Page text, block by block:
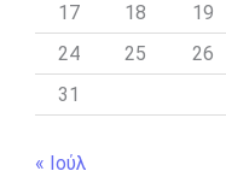
17
18 19
24
25 26
31
« Ιούλ